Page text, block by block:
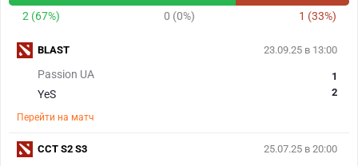
2 (67%) 0 (0%) 1 (33%)
23.09.25 в 13:00
Passion UA
YeS
1
2
Перейти на матч
BLAST
25.07.25 в 20:00
CCT S2 S3